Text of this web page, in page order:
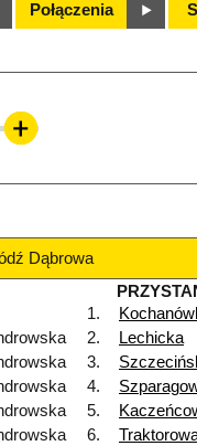
Połączenia
Dąbrowa
1.
2. Lechicka
3.
4.
5.
6.